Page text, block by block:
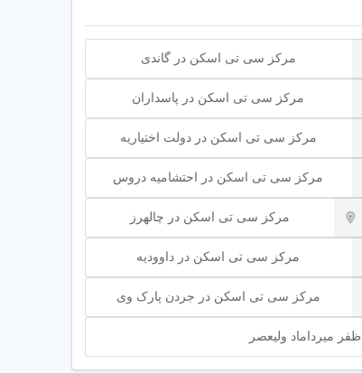
میگذارد.
به اسکن.
مرکز سی تی اسکن در گاندی
مرکز سی تی اسکن در پاسداران
مرکز سی تی اسکن در دولت اختیاریه
مرکز سی تی اسکن در احتشامیه دروس
مرکز سی تی اسکن در چالهرز
مرکز سی تی اسکن در داوودیه
مرکز سی تی اسکن در جردن پارک وی
میرداماد ولیعصر